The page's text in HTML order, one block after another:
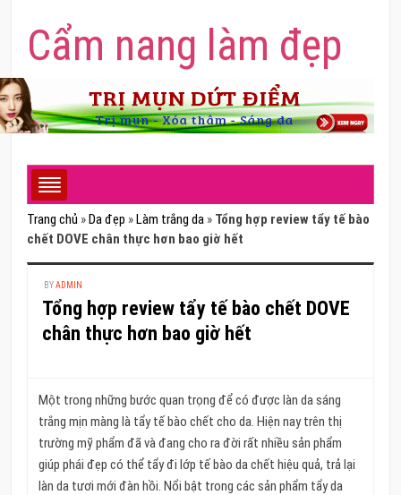
Cẩm nang làm đẹp
Trang chủ » Da đẹp » Làm trắng da » Tổng hợp review tẩy tế bào
chết DOVE chân thực hơn bao giờ hết
BYADMIN
Tổng hợp review tẩy tế bào chết DOVE
chân thực hơn bao giờ hết
Một trong những bước quan trọng để có được làn da sáng
trắng mịn màng là tẩy tế bào chết cho da. Hiện nay trên thị
trường mỹ phẩm đã và đang cho ra đời rất nhiều sản phẩm
giúp phái đẹp có thể tẩy đi lớp tế bào da chết hiệu quả, trả lại
làn da tươi mới đàn hồi. Nổi bật trong các sản phẩm tẩy da